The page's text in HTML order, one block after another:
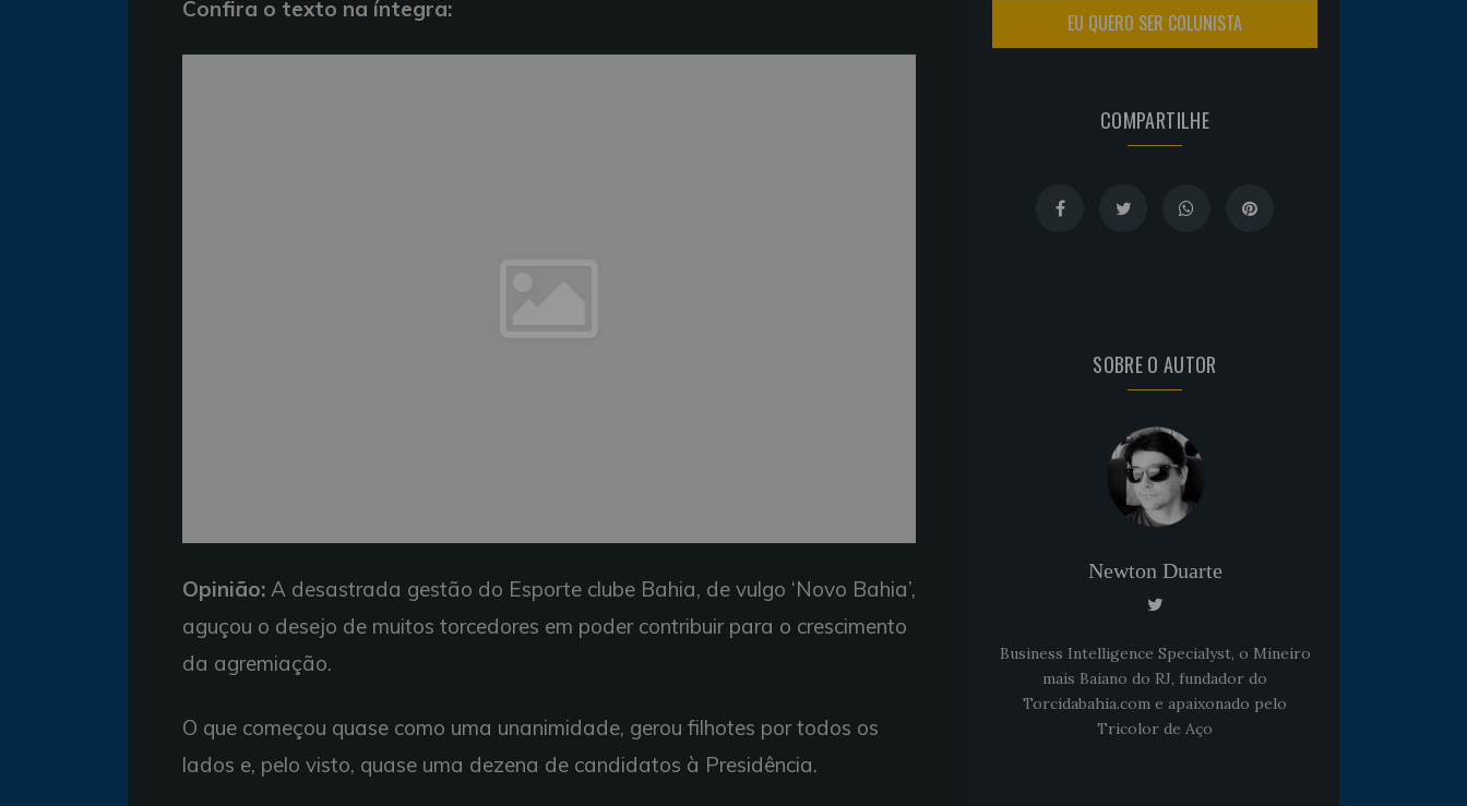
Confira o texto na íntegra:
Opinião: A desastrada gestão do Esporte clube Bahia, de vulgo ‘Novo Bahia’,
aguçou o desejo de muitos torcedores em poder contribuir para o crescimento
da agremiação.
O que começou quase como uma unanimidade, gerou filhotes por todos os
lados e, pelo visto, quase uma dezena de candidatos à Presidência.
EU QUERO SER COLUNISTA
COMPARTILHE
SOBRE O AUTOR
Newton Duarte
Business Intelligence Specialyst, o Mineiro
mais Baiano do RJ, fundador do
Torcidabahia.com e apaixonado pelo
Tricolor de Aço